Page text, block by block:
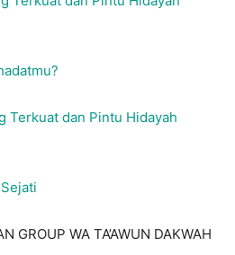
Terkuat dan Pintu Hidayah
GROUP WA TA’AWUN DAKWAH